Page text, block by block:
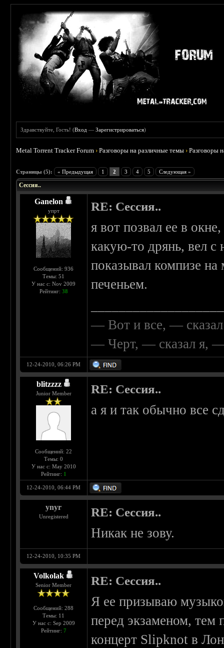
Здравствуйте, Гость! (Вход —Зарегистрироваться)
Metal Torrent Tracker Forum ›Разговоры на различные темы ›Разговоры
Страницы (5): « Предыдущая 1 2 3 4 5 Следующая »
Сессия..
Ganelon
упрт
Сообщений: 936
Темы: 51
У нас с: Nov 2009
Рейтинг: 38
RE: Сессия..
я вот позвал ее в
какую-то дрянь, вел с
показывал компизе
печеньем.
— Вот и все, —
— Черт, — сказал я, —
12-24-2010, 06:26 PM
blitzzzz
Junior Member
Сообщений: 22
Темы: 0
У нас с: May 2010
Рейтинг: 1
RE: Сессия..
а я и так обычно все
12-24-2010, 06:44 PM
ynyr
Unregistered RE: Сессия..
Никак не зову.
12-24-2010, 10:35 PM
Volkolak
Senior Member
Сообщений: 288
Темы: 11
У нас с: Sep 2009
Рейтинг: 7
RE: Сессия..
Я ее призываю
перед экзаменом, тем
концерт Slipknot в